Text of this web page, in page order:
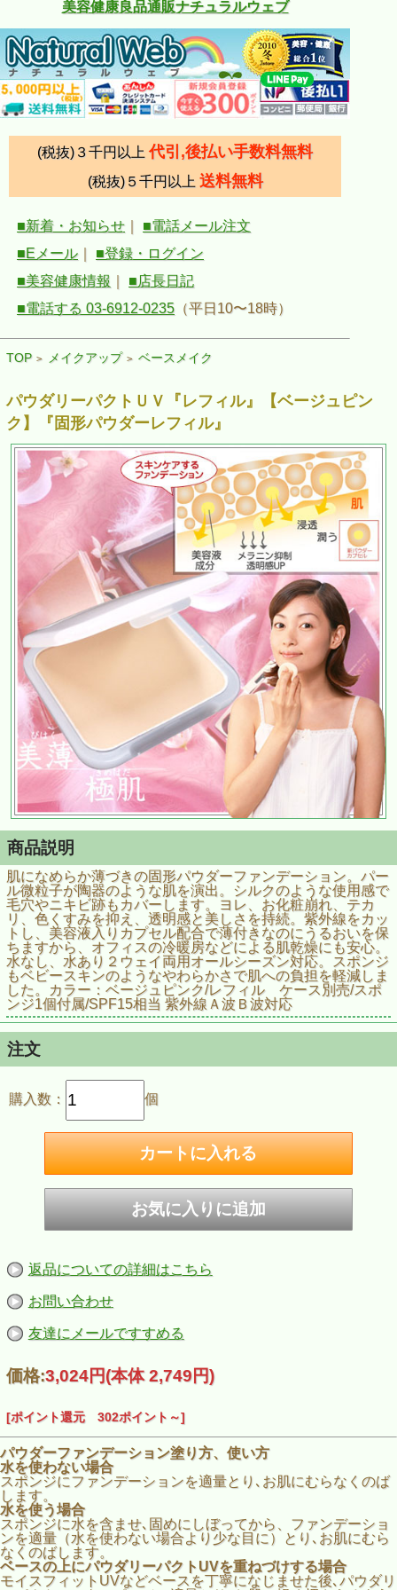
美容健康良品通販ナチュラルウェブ
(税抜)３千円以上 代引,後払い手数料無料
(税抜)５千円以上 送料無料
■新着・お知らせ
■電話メール注文
■Eメール
■登録・ログイン
■美容健康情報
■店長日記
■電話する 03-6912-0235 （平日10〜18時）
TOP > メイクアップ > ベースメイク
パウダリーパクトＵＶ『レフィル』【ベージュピン
ク】『固形パウダーレフィル』
商品説明
肌になめらか薄づきの固形パウダーファンデーション。パー
ル微粒子が陶器のような肌を演出。シルクのような使用感で
毛穴やニキビ跡もカバーします。ヨレ、お化粧崩れ、テカ
リ、色くすみを抑え、透明感と美しさを持続。紫外線をカッ
トし、美容液入りカプセル配合で薄付きなのにうるおいを保
ちますから、オフィスの冷暖房などによる肌乾燥にも安心。
水なし、水あり２ウェイ両用オールシーズン対応。スポンジ
もベビースキンのようなやわらかさで肌への負担を軽減しま
した。カラー：ベージュピンク/レフィル ケース別売/スポ
ンジ1個付属/SPF15相当 紫外線Ａ波Ｂ波対応
注文
購入数： 個
返品についての詳細はこちら
お問い合わせ
友達にメールですすめる
価格:3,024円(本体 2,749円)
[ポイント還元 302ポイント～]
パウダーファンデーション塗り方、使い方
水を使わない場合
スポンジにファンデーションを適量とり､お肌にむらなくのば
します。
水を使う場合
スポンジに水を含ませ､固めにしぼってから、ファンデーショ
ンを適量（水を使わない場合より少な目に）とり､お肌にむら
なくのばします。
ベースの上にパウダリーパクトUVを重ねづけする場合
モイスフィットUVなどベースを丁寧になじませた後､パウダリ